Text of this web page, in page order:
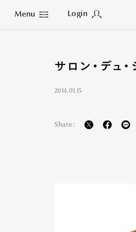
Menu Login
Close
サロン・デュ
2014.01.15
Share: